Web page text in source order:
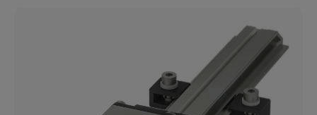
AnalogSpannung 0…10 V Analogvoltage 10…0 VMessbereich -
600 mmAuflösung - ≤ 2 µmLinearitätsabweichung max. - ±0.02
%FSWiederholgenauigkeit - ≤ 0.1 mVBetriebsspannung Ub - 20-
28 VDCUmgebungstemperatur - -40-85 °CSchutzart -
IP67Zulassung/Konformität - CEcULusEACWEEE 🛒 Jetzt
bestellen und Ihre Sensorik auf das nächste Level bringen!